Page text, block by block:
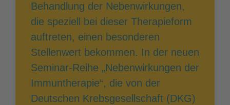
Behandlung der Nebenwirkungen,
die speziell bei dieser Therapieform
auftreten, einen besonderen
Stellenwert bekommen. In der neuen
Seminar-Reihe „Nebenwirkungen der
Immuntherapie“, die von der
Deutschen Krebsgesellschaft (DKG)